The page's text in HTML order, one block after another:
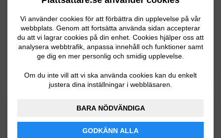
Vi använder cookies för att förbättra din upplevelse på vår
webbplats. Genom att fortsätta använda sidan accepterar
du att vi lagrar cookies på din enhet. Cookies hjälper oss att
analysera webbtrafik, anpassa innehåll och funktioner samt
ge dig en mer personlig och smidig upplevelse.
Om du inte vill att vi ska använda cookies kan du enkelt
justera dina inställningar i webbläsaren.
BARA NÖDVÄNDIGA
GODKÄNN ALLA
Vaxholm
Värmdö
Österåker
Kommuninformation